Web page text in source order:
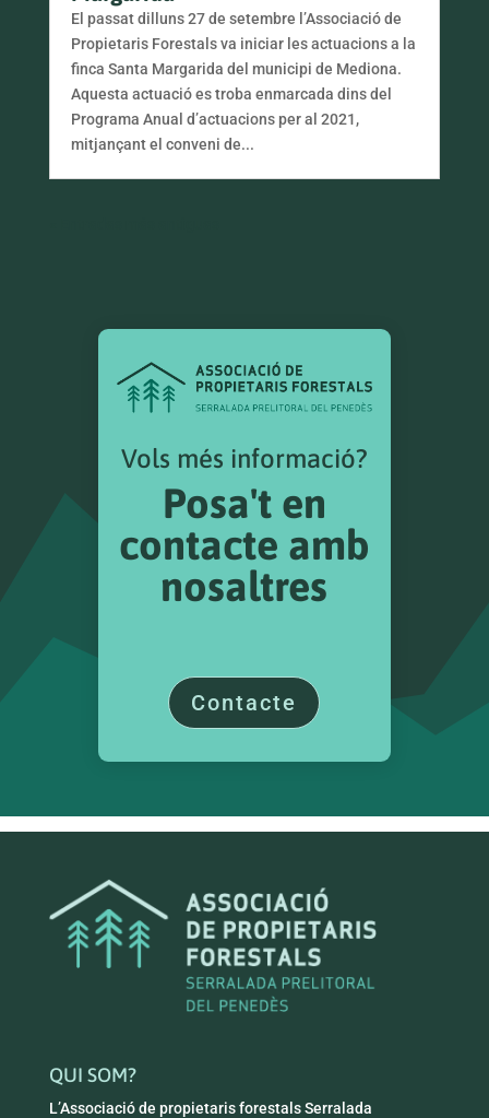
El passat dilluns 27 de setembre l’Associació de
Propietaris Forestals va iniciar les actuacions a la
finca Santa Margarida del municipi de Mediona.
Aquesta actuació es troba enmarcada dins del
Programa Anual d’actuacions per al 2021,
mitjançant el conveni de...
Vols més informació?
Posa't en
contacte amb
nosaltres
Contacte
QUI SOM?
L’Associació de propietaris forestals Serralada